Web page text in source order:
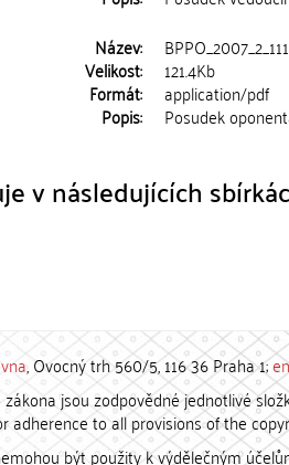
Název:
Velikost: 121.4Kb
Formát: application/pdf
Popis: Posudek
v následujících
, Ovocný trh 560/5, 116 36 Praha 1;
jsou zodpovědné jednotlivé
adherence to all provisions of the
být použity k výdělečným